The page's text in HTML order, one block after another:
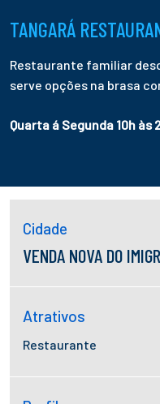
TANGARÁ
Restaurante familiar
serve opções na brasa
Quarta á Segunda 10h às
Cidade
VENDA NOVA DO
Atrativos
Restaurante